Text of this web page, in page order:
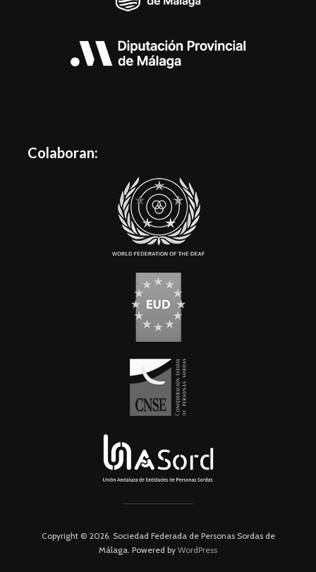
Colaboran:
Copyright © 2026. Sociedad Federada de Personas Sordas de
Málaga. Powered by WordPress